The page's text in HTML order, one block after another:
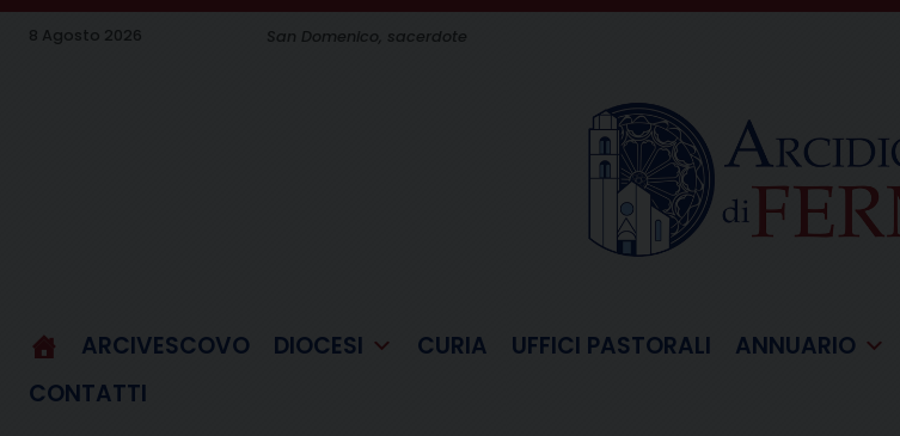
Skip
8 Agosto 2026 San Domenico, sacerdote
ARCIVESCOVO DIOCESI CURIA UFFICI PASTORALI ANNUARIO
CONTATTI